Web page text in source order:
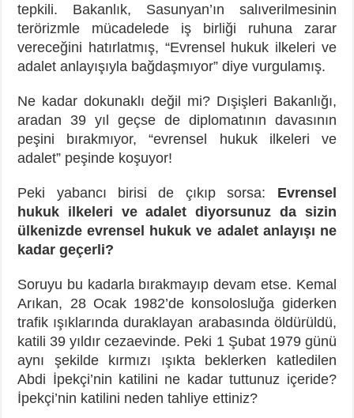
tepkili. Bakanlık, Sasunyan’ın salıverilmesinin
terörizmle mücadelede iş birliği ruhuna zarar
vereceğini hatırlatmış, “Evrensel hukuk ilkeleri ve
adalet anlayışıyla bağdaşmıyor” diye vurgulamış.
Ne kadar dokunaklı değil mi? Dışişleri Bakanlığı,
aradan 39 yıl geçse de diplomatının davasının
peşini bırakmıyor, “evrensel hukuk ilkeleri ve
adalet” peşinde koşuyor!
Peki yabancı birisi de çıkıp sorsa: Evrensel
hukuk ilkeleri ve adalet diyorsunuz da sizin
ülkenizde evrensel hukuk ve adalet anlayışı ne
kadar geçerli?
Soruyu bu kadarla bırakmayıp devam etse. Kemal
Arıkan, 28 Ocak 1982’de konsolosluğa giderken
trafik ışıklarında duraklayan arabasında öldürüldü,
katili 39 yıldır cezaevinde. Peki 1 Şubat 1979 günü
aynı şekilde kırmızı ışıkta beklerken katledilen
Abdi İpekçi’nin katilini ne kadar tuttunuz içeride?
İpekçi’nin katilini neden tahliye ettiniz?